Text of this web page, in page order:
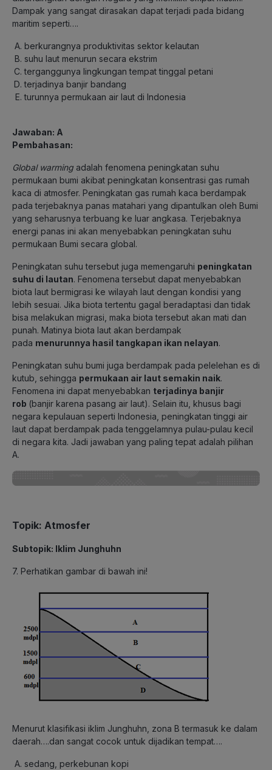
Dampak yang sangat dirasakan dapat terjadi pada bidang
maritim seperti….
berkurangnya produktivitas sektor kelautan
suhu laut menurun secara ekstrim
terganggunya lingkungan tempat tinggal petani
terjadinya banjir bandang
turunnya permukaan air laut di Indonesia
Jawaban: A
Pembahasan:
Global warming adalah fenomena peningkatan suhu
permukaan bumi akibat peningkatan konsentrasi gas rumah
kaca di atmosfer. Peningkatan gas rumah kaca berdampak
pada terjebaknya panas matahari yang dipantulkan oleh Bumi
yang seharusnya terbuang ke luar angkasa. Terjebaknya
energi panas ini akan menyebabkan peningkatan suhu
permukaan Bumi secara global.
Peningkatan suhu tersebut juga memengaruhi peningkatan
suhu di lautan. Fenomena tersebut dapat menyebabkan
biota laut bermigrasi ke wilayah laut dengan kondisi yang
lebih sesuai. Jika biota tertentu gagal beradaptasi dan tidak
bisa melakukan migrasi, maka biota tersebut akan mati dan
punah. Matinya biota laut akan berdampak
pada menurunnya hasil tangkapan ikan nelayan.
Peningkatan suhu bumi juga berdampak pada pelelehan es di
kutub, sehingga permukaan air laut semakin naik.
Fenomena ini dapat menyebabkan terjadinya banjir
rob (banjir karena pasang air laut). Selain itu, khusus bagi
negara kepulauan seperti Indonesia, peningkatan tinggi air
laut dapat berdampak pada tenggelamnya pulau-pulau kecil
di negara kita. Jadi jawaban yang paling tepat adalah pilihan
A.
Topik: Atmosfer
Subtopik: Iklim Junghuhn
7. Perhatikan gambar di bawah ini!
Menurut klasifikasi iklim Junghuhn, zona B termasuk ke dalam
daerah….dan sangat cocok untuk dijadikan tempat….
sedang, perkebunan kopi